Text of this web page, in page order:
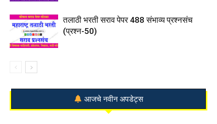
तलाठी भरती सराव पेपर 488 संभाव्य प्रश्नसंच
(प्रश्न-50)
आजचे नवीन अपडेट्स